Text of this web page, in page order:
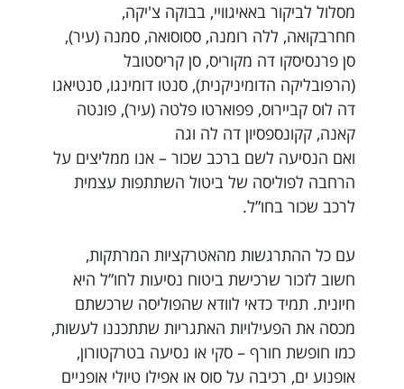
מסלול לביקור באאיגוויי, בבוקה צ'יקה,
חחרבקואה, ללה רומנה, ססוסואה, סמנה (עיר),
סן פרנסיסקו דה מקוריס, סן קריסטובל
(הרפובליקה הדומיניקנית), סנטו דומינגו, סנטיאגו
דה לוס קביירוס, פפוארטו פלטה (עיר), פונטה
קאנה, קקונספסיון דה לה וגה
ואם הנסיעה לשם ברכב שכור – אנו ממליצים על
הרחבה לפוליסה של ביטול השתתפות עצמית
לרכב שכור בחו”ל.
עם כל ההתרגשות מהאטרקציות המרתקות,
חשוב לזכור שרכישת ביטוח נסיעות לחו”ל היא
חיונית. תמיד כדאי לוודא שהפוליסה שרכשתם
מכסה את הפעילויות האתגריות שתתכננו לעשות,
כמו חופשת חורף – סקי או נסיעה בטרקטורון,
אופנוע ים, רכיבה על סוס או אפילו טיולי אופניים